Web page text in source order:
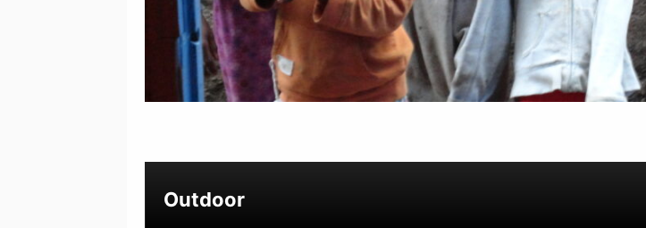
Outdoor